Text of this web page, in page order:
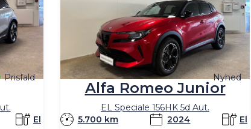
Prisfald
El
Nyhed
Alfa Romeo Junior
EL Speciale 156HK 5d Aut.
5.700 km
2024 El